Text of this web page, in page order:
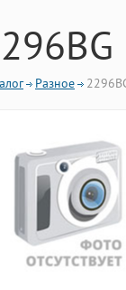
Разное